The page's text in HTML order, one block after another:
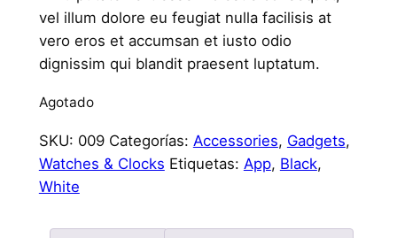
vel illum dolore eu feugiat nulla facilisis at
vero eros et accumsan et iusto odio
dignissim qui blandit praesent luptatum.
Agotado
SKU: 009 Categorías: Accessories, Gadgets,
Watches & Clocks Etiquetas: App, Black,
White